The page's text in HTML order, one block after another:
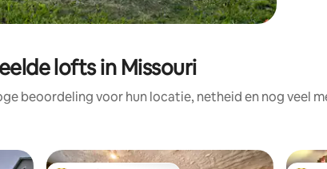
lofts in Missouri
beoordeling voor hun locatie, netheid en nog veel